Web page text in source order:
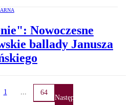
Nowoczesne
ballady Janusza
1 64
Następna